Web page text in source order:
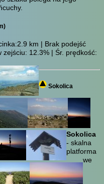
km | Brak podejść
12.3% | Śr. prędkość:
Sokolica
Sokolica
- skalna
platforma
we